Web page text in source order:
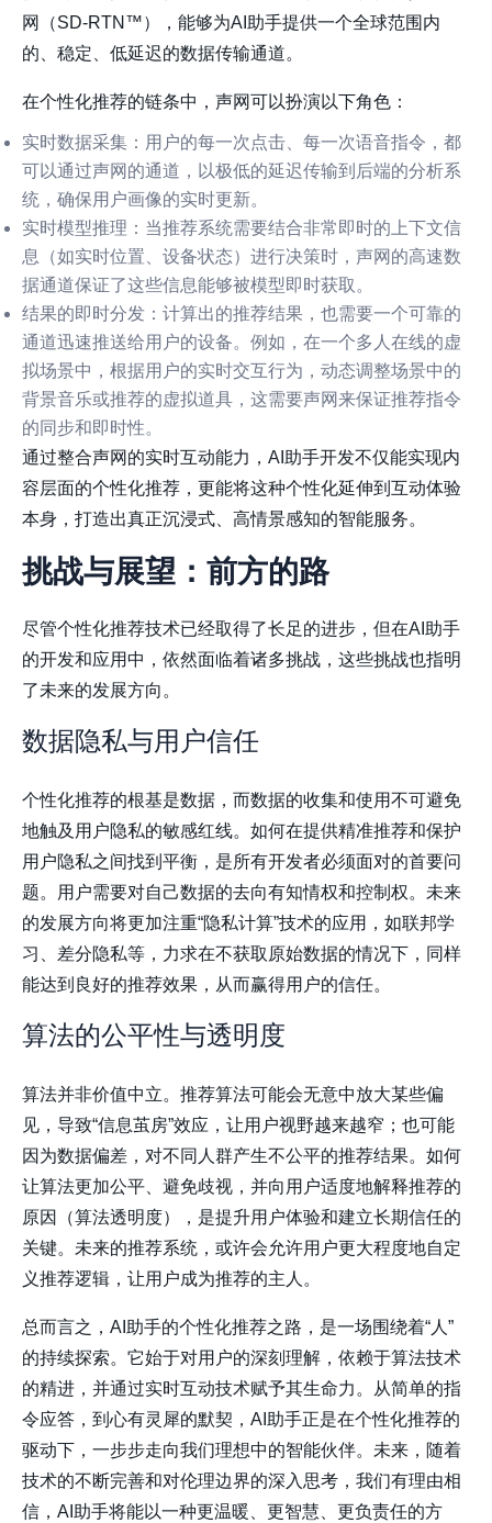
网（SD-RTN™），能够为AI助手提供一个全球范围内
的、稳定、低延迟的数据传输通道。
在个性化推荐的链条中， 声网可以扮演以下角色：
实时数据采集 ：用户的每一次点击、每一次语音指令，都
可以通过声网 的通道，以极低的延迟传输到后端的分析系
统，确保用户画像的实时更新。
实时模型推理 ：当推荐系统需要结合非常即时的上下文信
息（如实时位置、设备状态）进行决策时， 声网 的高速数
据通道保证了这些信息能够被模型即时获取。
结果的即时分发 ：计算出的推荐结果，也需要一个可靠的
通道迅速推送给用户的设备。例如，在一个多人在线的虚
拟场景中，根据用户的实时交互行为，动态调整场景中的
背景音乐或推荐的虚拟道具，这需要声网来保证推荐指令
的同步和即时性。
通过整合声网 的实时互动能力，AI助手开发不仅能实现内
容层面的个性化推荐，更能将这种个性化延伸到互动体验
本身，打造出真正沉浸式、高情景感知的智能服务。
挑战与展望：前方的路
尽管个性化推荐技术已经取得了长足的进步，但在AI助手
的开发和应用中，依然面临着诸多挑战，这些挑战也指明
了未来的发展方向。
数据隐私与用户信任
个性化推荐的根基是数据，而数据的收集和使用不可避免
地触及用户隐私的敏感红线。如何在提供精准推荐和保护
用户隐私之间找到平衡，是所有开发者必须面对的首要问
题。用户需要对自己数据的去向有知情权和控制权。未来
的发展方向将更加注重“隐私计算”技术的应用，如联邦学
习、差分隐私等，力求在不获取原始数据的情况下，同样
能达到良好的推荐效果，从而赢得用户的信任。
算法的公平性与透明度
算法并非价值中立。推荐算法可能会无意中放大某些偏
见，导致“信息茧房”效应，让用户视野越来越窄；也可能
因为数据偏差，对不同人群产生不公平的推荐结果。如何
让算法更加公平、避免歧视，并向用户适度地解释推荐的
原因（算法透明度），是提升用户体验和建立长期信任的
关键。未来的推荐系统，或许会允许用户更大程度地自定
义推荐逻辑，让用户成为推荐的主人。
总而言之，AI助手的个性化推荐之路，是一场围绕着“人”
的持续探索。它始于对用户的深刻理解，依赖于算法技术
的精进，并通过实时互动技术赋予其生命力。从简单的指
令应答，到心有灵犀的默契，AI助手正是在个性化推荐的
驱动下，一步步走向我们理想中的智能伙伴。未来，随着
技术的不断完善和对伦理边界的深入思考，我们有理由相
信，AI助手将能以一种更温暖、更智慧、更负责任的方